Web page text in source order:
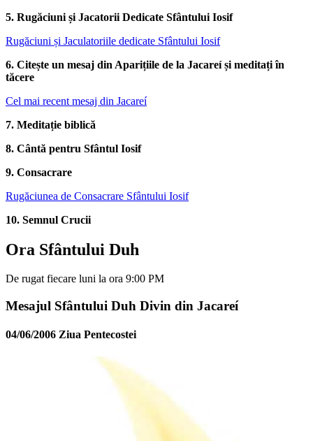
5. Rugăciuni și Jacatorii Dedicate Sfântului Iosif
Rugăciuni și Jaculatoriile dedicate Sfântului Iosif
6. Citește un mesaj din Aparițiile de la Jacareí și meditați în
tăcere
Cel mai recent mesaj din Jacareí
7. Meditație biblică
8. Cântă pentru Sfântul Iosif
9. Consacrare
Rugăciunea de Consacrare Sfântului Iosif
10. Semnul Crucii
Ora Sfântului Duh
De rugat fiecare luni la ora 9:00 PM
Mesajul Sfântului Duh Divin din Jacareí
04/06/2006 Ziua Pentecostei